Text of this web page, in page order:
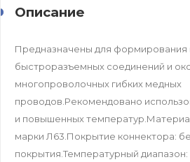
Описание
Предназначены для формирования
быстроразъемных соединений и
многопроволочных гибких медных
проводов.Рекомендовано
и повышенных
марки Л63.Покрытие коннектора:
покрытия.Температурный диапазон: